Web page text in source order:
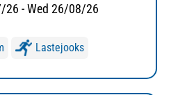
26 - Wed 26/08/26
Lastejooks